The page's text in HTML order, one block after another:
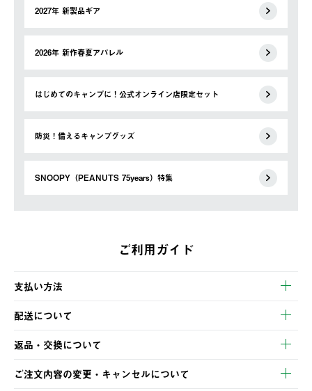
2027年 新製品ギア
2026年 新作春夏アパレル
はじめてのキャンプに！公式オンライン店限定セット
防災！備えるキャンプグッズ
SNOOPY（PEANUTS 75years）特集
ご利用ガイド
支払い方法
以下のいずれかの方法でお支払いいただけます。
・クレジットカード決済
・コンビニ決済
・Pay-easy決済
配送について
【発送スケジュール】
ご注文・ご入金完了より2営業日以内に商品を発送いたします。
土日祝の発送はございませんので、木曜日以降のご注文は週明け
の発送となる場合がございます。
返品・交換について
※お客様都合の場合
ご注文内容の変更・キャンセルについて